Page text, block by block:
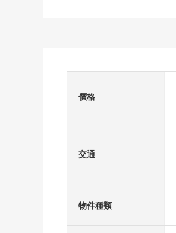
價格
交通
物件種類